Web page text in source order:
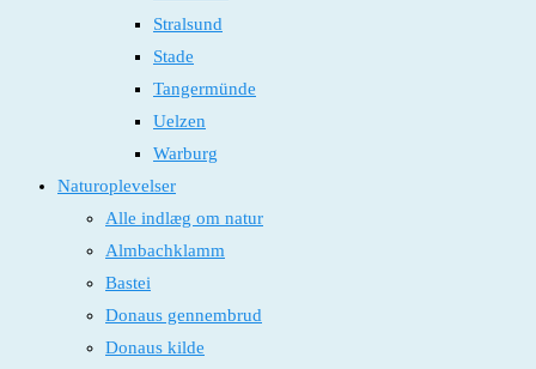
Stralsund
Stade
Tangermünde
Uelzen
Warburg
Naturoplevelser
Alle indlæg om natur
Almbachklamm
Bastei
Donaus gennembrud
Donaus kilde